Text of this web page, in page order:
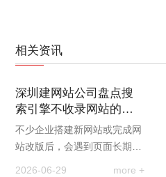
相关资讯
深圳建网站公司盘点搜
索引擎不收录网站的七
大常见因素与解决办法
不少企业搭建新网站或完成网
站改版后，会遇到页面长期不
2026-06-29 more +